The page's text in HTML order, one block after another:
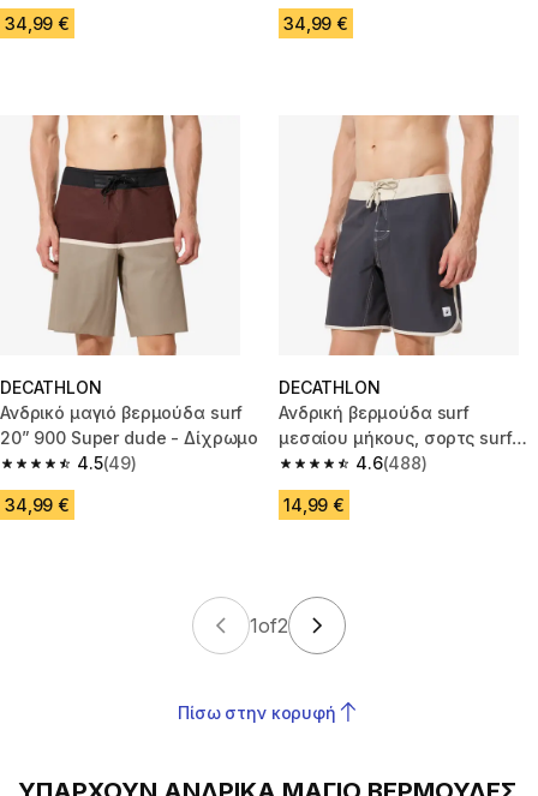
34,99 € 34,99 €
DECATHLON
Ανδρικό μαγιό βερμούδα surf
20” 900 Super dude - Δίχρωμο
4.5
4.5 out of 5 stars from 49 reviews
(49)
34,99 €
DECATHLON
Ανδρική βερμούδα surf
μεσαίου μήκους, σορτς surf
18”, 500 Sober μπλε
4.6
4.6 out of 5 stars from 488
(488)
14,99 €
1of2
Πίσω στην κορυφή